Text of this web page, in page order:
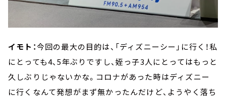
イモト：今回の最大の目的は、「ディズニーシー」に行く！私
にとっても4、5年ぶりですし、姪っ子3人にとってはもっと
久しぶりじゃないかな。コロナがあった時はディズニー
に行くなんて発想がまず無かったんだけど、ようやく落ち